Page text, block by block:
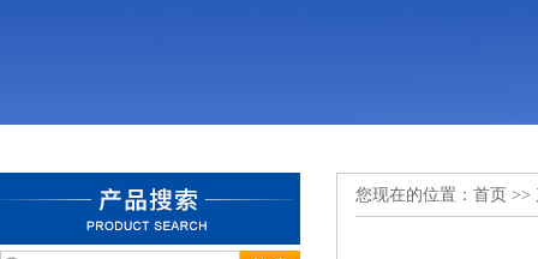
您现在的位置： 首页 >>